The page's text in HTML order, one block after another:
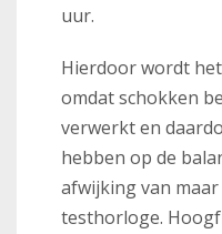
uur.
Hierdoor wordt
omdat schokken
verwerkt en
hebben op de
afwijking van
testhorloge.